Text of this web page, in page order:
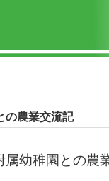
の農業交流記
属幼稚園との農